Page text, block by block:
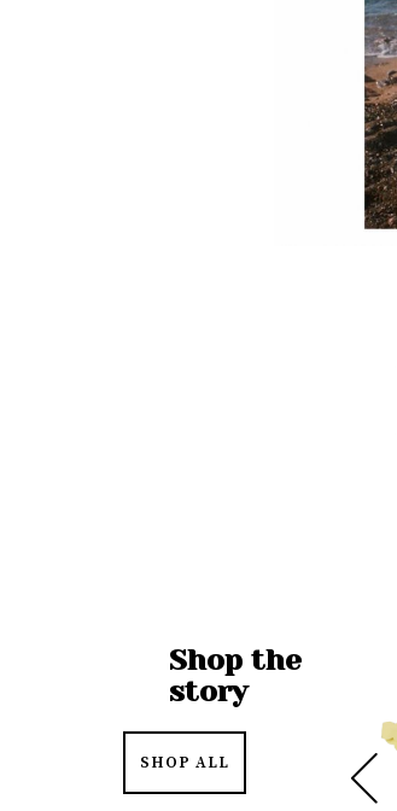
Shop the
story
SHOP ALL